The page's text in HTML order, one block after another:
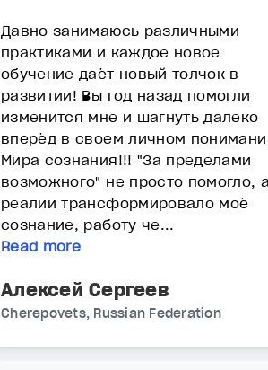
Давно занимаюсь различными
практиками и каждое новое
обучение даёт новый толчок в
развитии! Вы год назад помогли
изменится мне и шагнуть далеко
вперёд в своем личном
Мира сознания!!! "За пределами
возможного" не просто помогло,
реалии трансформировало моё
сознание, работу че...
Read more
Алексей Сергеев
Cherepovets, Russian Federation